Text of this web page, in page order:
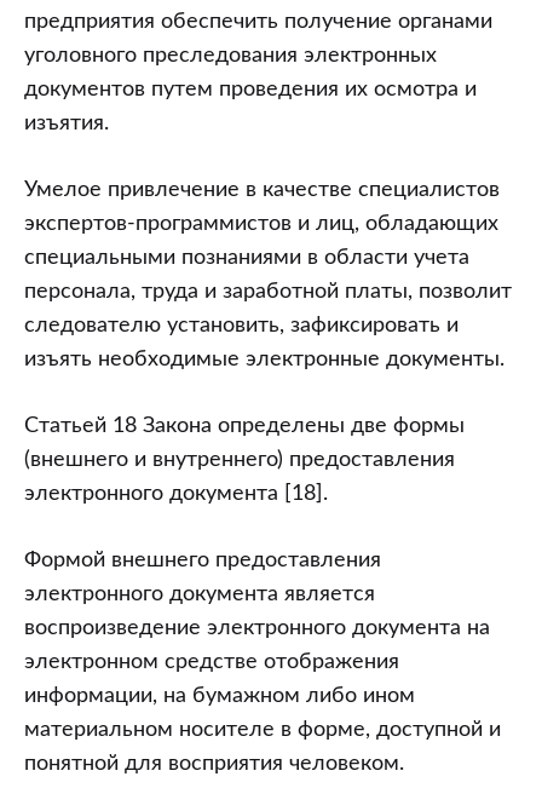
предприятия обеспечить получение органами
уголовного преследования электронных
документов путем проведения их осмотра и
изъятия.
Умелое привлечение в качестве специалистов
экспертов-программистов и лиц, обладающих
специальными познаниями в области учета
персонала, труда и заработной платы, позволит
следователю установить, зафиксировать и
изъять необходимые электронные документы.
Статьей 18 Закона определены две формы
(внешнего и внутреннего) предоставления
электронного документа [18].
Формой внешнего предоставления
электронного документа является
воспроизведение электронного документа на
электронном средстве отображения
информации, на бумажном либо ином
материальном носителе в форме, доступной и
понятной для восприятия человеком.